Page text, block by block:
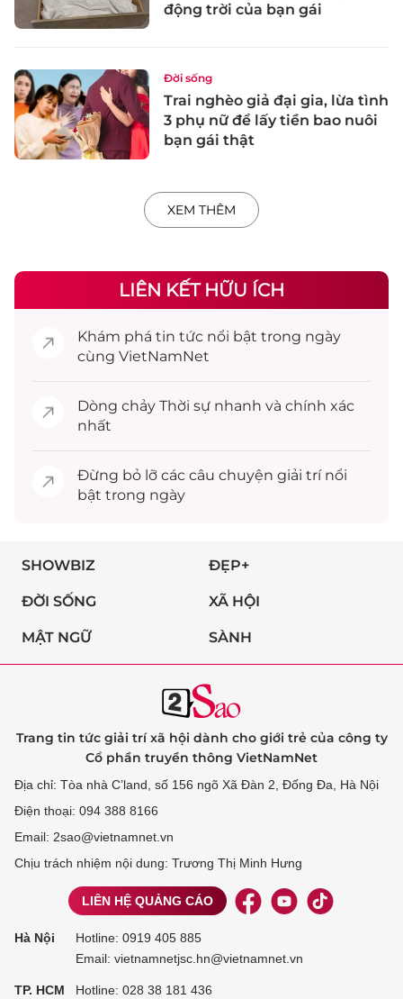
động trời của bạn gái
Đời sống
Trai nghèo giả đại gia, lừa tình
3 phụ nữ để lấy tiền bao nuôi
bạn gái thật
XEM THÊM
LIÊN KẾT HỮU ÍCH
Khám phá tin tức nổi bật trong ngày
cùng VietNamNet
Dòng chảy Thời sự nhanh và chính xác
nhất
Đừng bỏ lỡ các câu chuyện giải trínổi
bật trong ngày
SHOWBIZ ĐẸP+
ĐỜI SỐNG XÃ HỘI
MẬT NGỮ SÀNH
Trang tin tức giải trí xã hội dành cho giới trẻ của công ty
Cổ phần truyền thông VietNamNet
Địa chỉ: Tòa nhà C’land, số 156 ngõ Xã Đàn 2, Đống Đa, Hà Nội
Điện thoại: 094 388 8166
Email: 2sao@vietnamnet.vn
Chịu trách nhiệm nội dung: Trương Thị Minh Hưng
LIÊN HỆ QUẢNG CÁO
Hà Nội Hotline: 0919 405 885
Email: vietnamnetjsc.hn@vietnamnet.vn
TP. HCM Hotline: 028 38 181 436